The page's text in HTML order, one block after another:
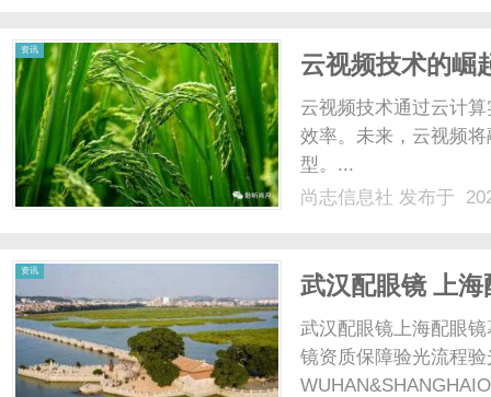
资讯
云视频技术的崛
云视频技术通过云计
效率。未来，云视频
型。...
尚志信息社 发布于
资讯
武汉配眼镜 上海
武汉配眼镜上海配眼
镜资质保障验光流程